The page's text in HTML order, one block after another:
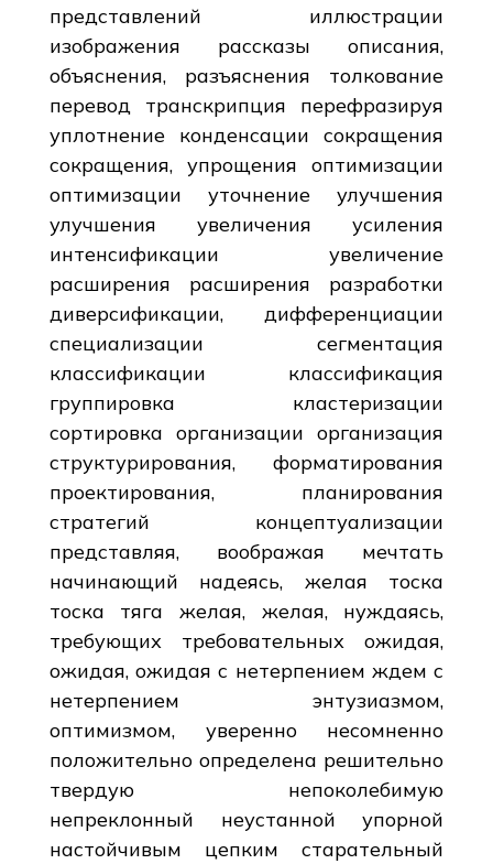
представлений иллюстрации
изображения рассказы описания,
объяснения, разъяснения толкование
перевод транскрипция перефразируя
уплотнение конденсации сокращения
сокращения, упрощения оптимизации
оптимизации уточнение улучшения
улучшения увеличения усиления
интенсификации увеличение
расширения расширения разработки
диверсификации, дифференциации
специализации сегментация
классификации классификация
группировка кластеризации
сортировка организации организация
структурирования, форматирования
проектирования, планирования
стратегий концептуализации
представляя, воображая мечтать
начинающий надеясь, желая тоска
тоска тяга желая, желая, нуждаясь,
требующих требовательных ожидая,
ожидая, ожидая с нетерпением ждем с
нетерпением энтузиазмом,
оптимизмом, уверенно несомненно
положительно определена решительно
твердую непоколебимую
непреклонный неустанной упорной
настойчивым цепким старательный